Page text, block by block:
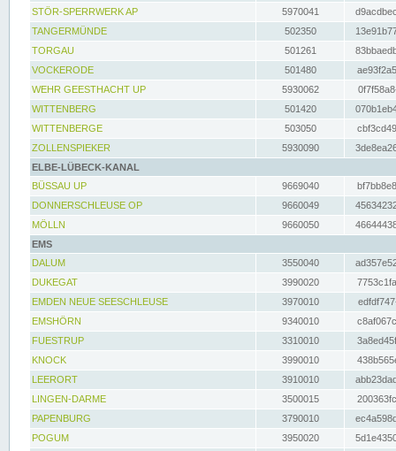
STÖR-SPERRWERK AP 5970041
TANGERMÜNDE
502350
TORGAU
501261
VOCKERODE
501480
WEHR GEESTHACHT UP
5930062
WITTENBERG
501420
WITTENBERGE
503050
ZOLLENSPIEKER
5930090
ELBE-LÜBECK-KANAL
BÜSSAU UP
9669040
DONNERSCHLEUSE OP
9660049
MÖLLN
9660050
EMS
DALUM
3550040
DUKEGAT
3990020
EMDEN NEUE SEESCHLEUSE
3970010
EMSHÖRN
9340010
FUESTRUP
3310010
KNOCK
3990010
LEERORT
3910010
LINGEN-DARME
3500015
PAPENBURG
3790010
POGUM
3950020